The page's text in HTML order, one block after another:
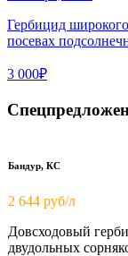
Гербицид широкого
посевах
3 000₽
Бандур, КС
2 644 руб/л
Довсходовый
двудольных